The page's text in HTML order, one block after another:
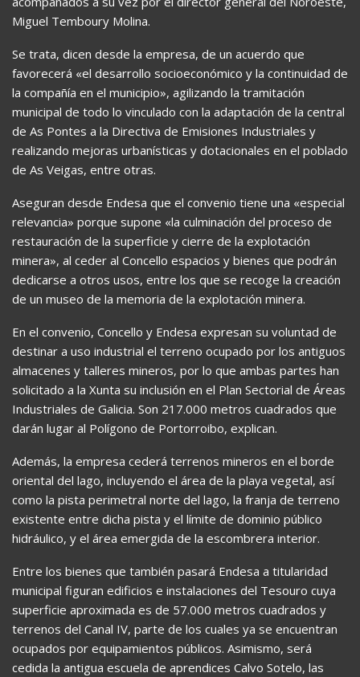
Miguel Temboury Molina.
Se trata, dicen desde la empresa, de un acuerdo que
favorecerá «el desarrollo socioeconómico y la continuidad de
la compañía en el municipio», agilizando la tramitación
municipal de todo lo vinculado con la adaptación de la central
de As Pontes a la Directiva de Emisiones Industriales y
realizando mejoras urbanísticas y dotacionales en el poblado
de As Veigas, entre otras.
Aseguran desde Endesa que el convenio tiene una «especial
relevancia» porque supone «la culminación del proceso de
restauración de la superficie y cierre de la explotación
minera», al ceder al Concello espacios y bienes que podrán
dedicarse a otros usos, entre los que se recoge la creación
de un museo de la memoria de la explotación minera.
En el convenio, Concello y Endesa expresan su voluntad de
destinar a uso industrial el terreno ocupado por los antiguos
almacenes y talleres mineros, por lo que ambas partes han
solicitado a la Xunta su inclusión en el Plan Sectorial de Áreas
Industriales de Galicia. Son 217.000 metros cuadrados que
darán lugar al Polígono de Portorroibo, explican.
Además, la empresa cederá terrenos mineros en el borde
oriental del lago, incluyendo el área de la playa vegetal, así
como la pista perimetral norte del lago, la franja de terreno
existente entre dicha pista y el límite de dominio público
hidráulico, y el área emergida de la escombrera interior.
Entre los bienes que también pasará Endesa a titularidad
municipal figuran edificios e instalaciones del Tesouro cuya
superficie aproximada es de 57.000 metros cuadrados y
terrenos del Canal IV, parte de los cuales ya se encuentran
ocupados por equipamientos públicos. Asimismo, será
cedida la antigua escuela de aprendices Calvo Sotelo, las